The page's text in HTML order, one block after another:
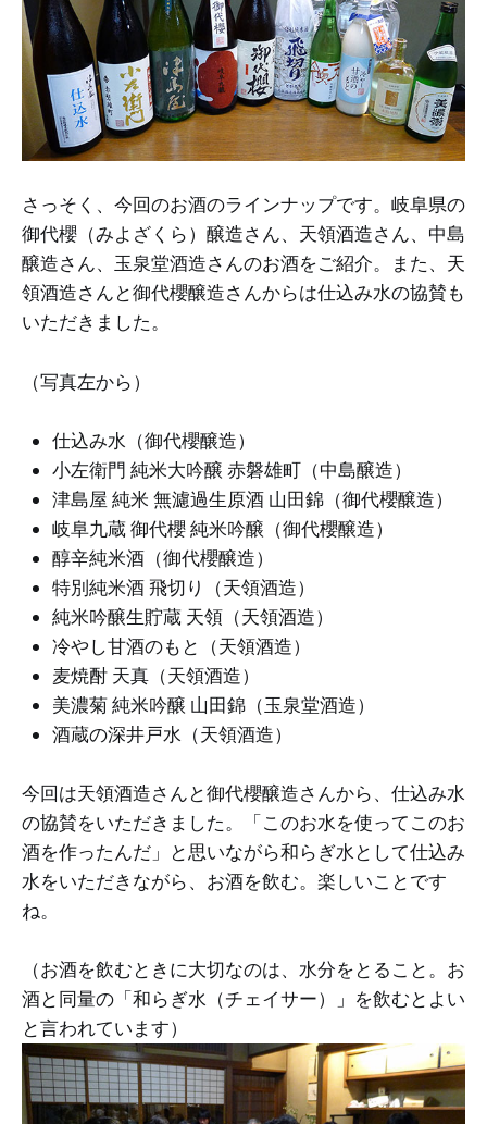
さっそく、今回のお酒のラインナップです。岐阜県の
御代櫻（みよざくら）醸造さん、天領酒造さん、中島
醸造さん、玉泉堂酒造さんのお酒をご紹介。また、天
領酒造さんと御代櫻醸造さんからは仕込み水の協賛も
いただきました。
（写真左から）
仕込み水（御代櫻醸造）
小左衛門 純米大吟醸 赤磐雄町（中島醸造）
津島屋 純米 無濾過生原酒 山田錦（御代櫻醸造）
岐阜九蔵 御代櫻 純米吟醸（御代櫻醸造）
醇辛純米酒（御代櫻醸造）
特別純米酒 飛切り（天領酒造）
純米吟醸生貯蔵 天領（天領酒造）
冷やし甘酒のもと（天領酒造）
麦焼酎 天真（天領酒造）
美濃菊 純米吟醸 山田錦（玉泉堂酒造）
酒蔵の深井戸水（天領酒造）
今回は天領酒造さんと御代櫻醸造さんから、仕込み水
の協賛をいただきました。「このお水を使ってこのお
酒を作ったんだ」と思いながら和らぎ水として仕込み
水をいただきながら、お酒を飲む。楽しいことです
ね。
（お酒を飲むときに大切なのは、水分をとること。お
酒と同量の「和らぎ水（チェイサー）」を飲むとよい
と言われています）